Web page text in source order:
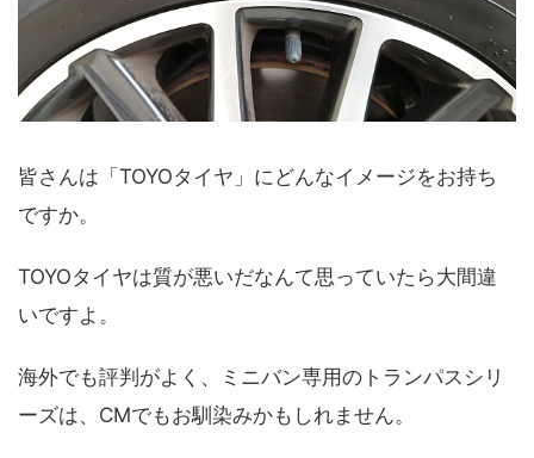
皆さんは「TOYOタイヤ」にどんなイメージをお持ち
ですか。
TOYOタイヤは質が悪いだなんて思っていたら大間違
いですよ。
海外でも評判がよく、ミニバン専用のトランパスシリ
ーズは、CMでもお馴染みかもしれません。